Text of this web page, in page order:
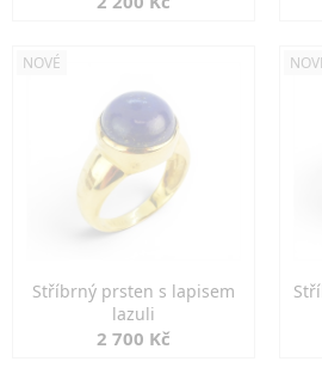
NOVÉ
Stříbrný prsten s lapisem
lazuli
2 700 Kč